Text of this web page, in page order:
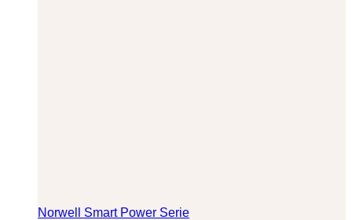
Norwell Smart Power Serie